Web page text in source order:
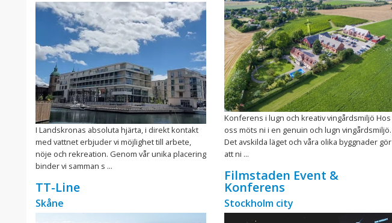
I Landskronas absoluta hjärta, i direkt kontakt
med vattnet erbjuder vi möjlighet till arbete,
nöje och rekreation. Genom vår unika placering
binder vi samman s ...
TT-Line
Skåne
Konferens i lugn och kreativ vingårdsmiljö Hos
oss möts ni i en genuin och lugn vingårdsmiljö.
Det avskilda läget och våra olika byggnader gör
att ni ...
Filmstaden Event &
Konferens
Stockholm city